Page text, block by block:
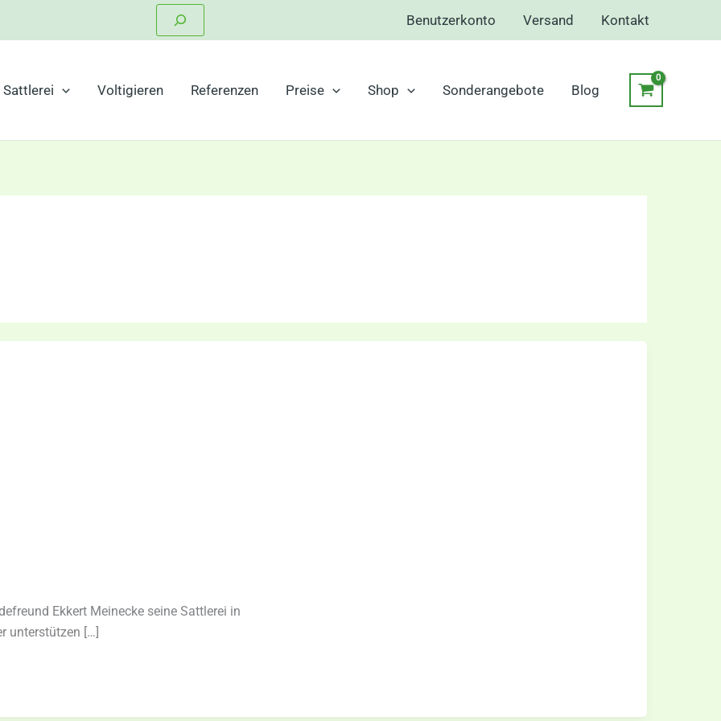
Benutzerkonto Versand Kontakt
Sattlerei Voltigieren Referenzen Preise Shop Sonderangebote Blog
Ekkert Meinecke seine Sattlerei in
unterstützen […]